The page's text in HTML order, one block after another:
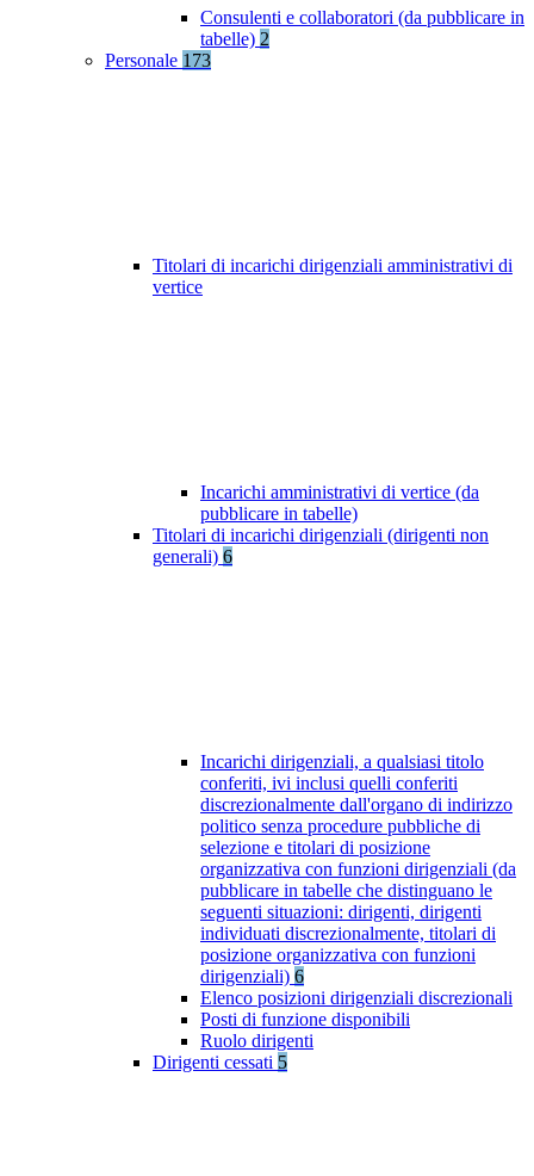
Consulenti e collaboratori (da pubblicare in
tabelle) 2
Personale 173
Titolari di incarichi dirigenziali amministrativi di
vertice
Incarichi amministrativi di vertice (da
pubblicare in tabelle)
Titolari di incarichi dirigenziali (dirigenti non
generali) 6
Incarichi dirigenziali, a qualsiasi titolo
conferiti, ivi inclusi quelli conferiti
discrezionalmente dall'organo di indirizzo
politico senza procedure pubbliche di
selezione e titolari di posizione
organizzativa con funzioni dirigenziali (da
pubblicare in tabelle che distinguano le
seguenti situazioni: dirigenti, dirigenti
individuati discrezionalmente, titolari di
posizione organizzativa con funzioni
dirigenziali) 6
Elenco posizioni dirigenziali discrezionali
Posti di funzione disponibili
Ruolo dirigenti
Dirigenti cessati 5